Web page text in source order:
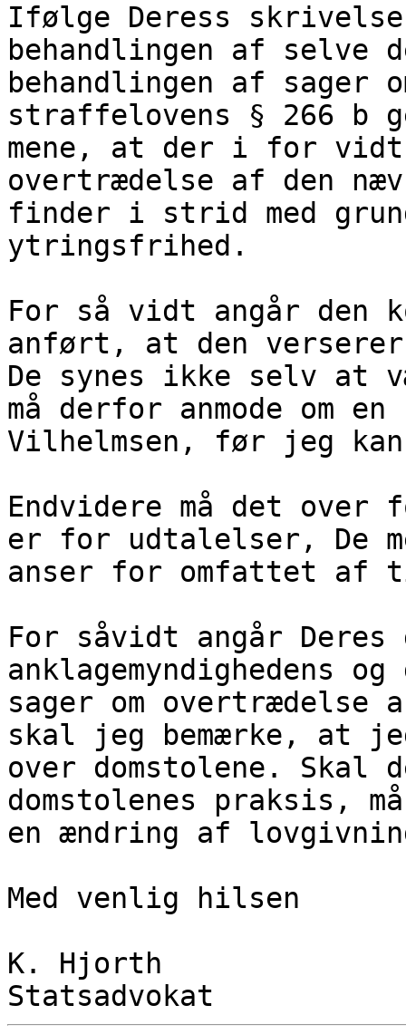
Ifølge Deress
behandlingen af selve
behandlingen af sager
straffelovens § 266 b
mene, at der i for vidt
overtrædelse af den
finder i strid med
ytringsfrihed.
For så vidt angår den
anført, at den verserer
De synes ikke selv at
må derfor anmode om
Vilhelmsen, før jeg
Endvidere må det over
er for udtalelser, De
anser for omfattet af
For såvidt angår Deres
anklagemyndighedens
sager om overtrædelse
skal jeg bemærke, at
over domstolene. Skal
domstolenes praksis,
en ændring af
Med venlig hilsen
K. Hjorth
Statsadvokat